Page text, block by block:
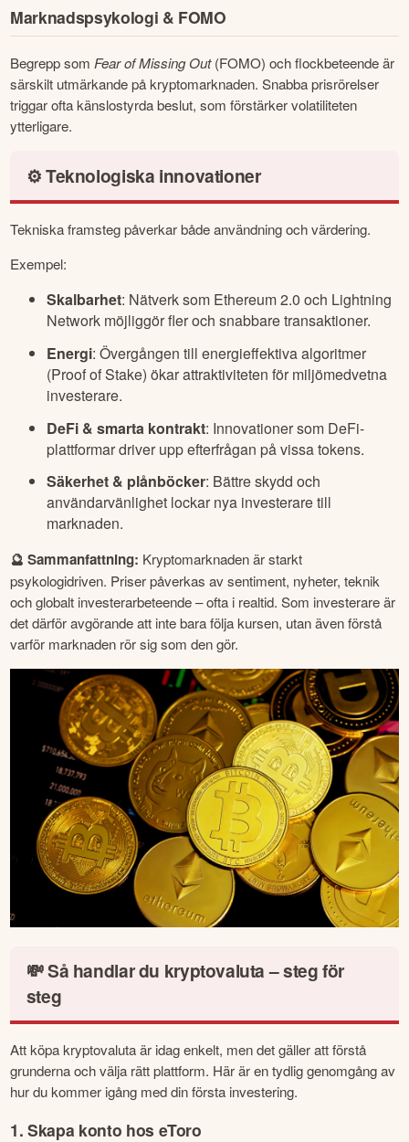
Marknadspsykologi & FOMO
Begrepp som Fear of Missing Out (FOMO) och flockbeteende är
särskilt utmärkande på kryptomarknaden. Snabba prisrörelser
triggar ofta känslostyrda beslut, som förstärker volatiliteten
ytterligare.
⚙️ Teknologiska innovationer
Tekniska framsteg påverkar både användning och värdering.
Exempel:
Skalbarhet: Nätverk som Ethereum 2.0 och Lightning
Network möjliggör fler och snabbare transaktioner.
Energi: Övergången till energieffektiva algoritmer
(Proof of Stake) ökar attraktiviteten för miljömedvetna
investerare.
DeFi & smarta kontrakt: Innovationer som DeFi-
plattformar driver upp efterfrågan på vissa tokens.
Säkerhet & plånböcker: Bättre skydd och
användarvänlighet lockar nya investerare till
marknaden.
🔮 Sammanfattning: Kryptomarknaden är starkt
psykologidriven. Priser påverkas av sentiment, nyheter, teknik
och globalt investerarbeteende – ofta i realtid. Som investerare är
det därför avgörande att inte bara följa kursen, utan även förstå
varför marknaden rör sig som den gör.
💸 Så handlar du kryptovaluta – steg för
steg
Att köpa kryptovaluta är idag enkelt, men det gäller att förstå
grunderna och välja rätt plattform. Här är en tydlig genomgång av
hur du kommer igång med din första investering.
1. Skapa konto hos eToro